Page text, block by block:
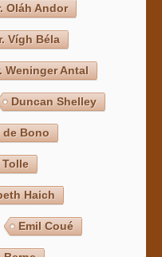
Oláh Andor
Vígh Béla
Weninger Antal
Duncan Shelley
de Bono
Tolle
Haich
Emil Coué